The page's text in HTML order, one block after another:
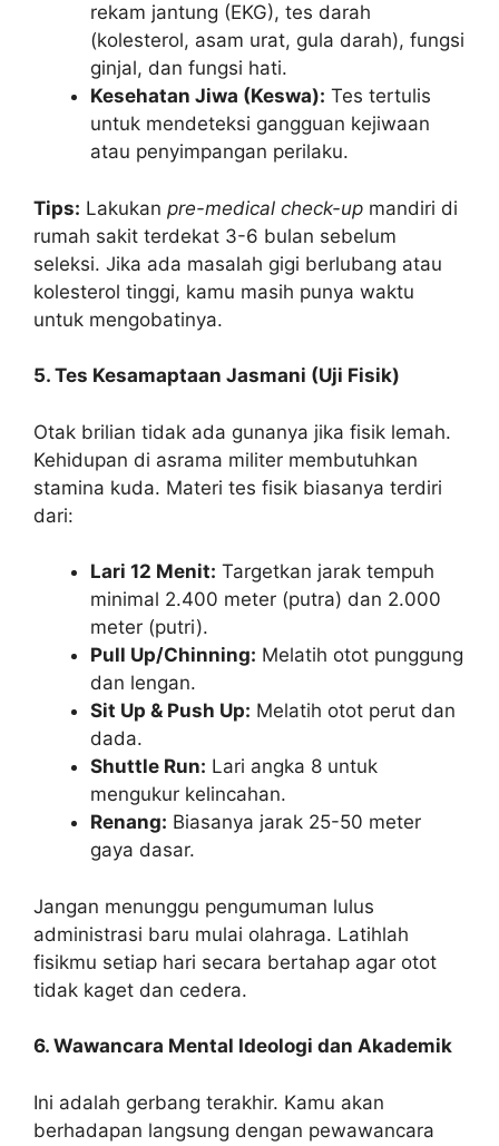
rekam jantung (EKG), tes darah
(kolesterol, asam urat, gula darah), fungsi
ginjal, dan fungsi hati.
Kesehatan Jiwa (Keswa): Tes tertulis
untuk mendeteksi gangguan kejiwaan
atau penyimpangan perilaku.
Tips: Lakukan pre-medical check-up mandiri di
rumah sakit terdekat 3-6 bulan sebelum
seleksi. Jika ada masalah gigi berlubang atau
kolesterol tinggi, kamu masih punya waktu
untuk mengobatinya.
5. Tes Kesamaptaan Jasmani (Uji Fisik)
Otak brilian tidak ada gunanya jika fisik lemah.
Kehidupan di asrama militer membutuhkan
stamina kuda. Materi tes fisik biasanya terdiri
dari:
Lari 12 Menit: Targetkan jarak tempuh
minimal 2.400 meter (putra) dan 2.000
meter (putri).
Pull Up/Chinning: Melatih otot punggung
dan lengan.
Sit Up & Push Up: Melatih otot perut dan
dada.
Shuttle Run: Lari angka 8 untuk
mengukur kelincahan.
Renang: Biasanya jarak 25-50 meter
gaya dasar.
Jangan menunggu pengumuman lulus
administrasi baru mulai olahraga. Latihlah
fisikmu setiap hari secara bertahap agar otot
tidak kaget dan cedera.
6. Wawancara Mental Ideologi dan Akademik
Ini adalah gerbang terakhir. Kamu akan
berhadapan langsung dengan pewawancara